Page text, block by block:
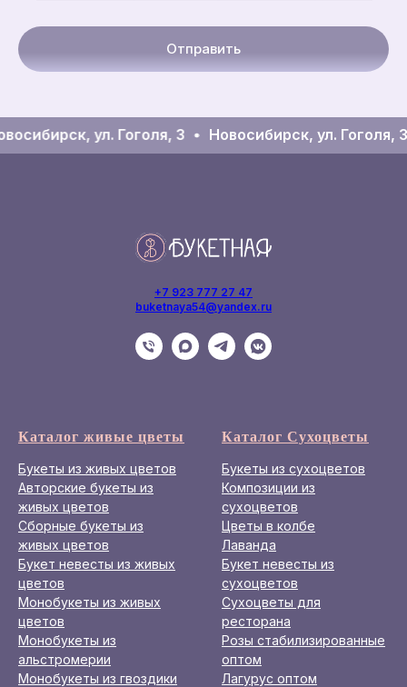
Отправить
ул. Гоголя, 3 Новосибирск, ул. Гоголя, 3
+7 923 777 27 47
buketnaya54@yandex.ru
Каталог живые цветы
Букеты из живых цветов
Авторские букеты из
живых цветов
Сборные букеты из
живых цветов
Букет невесты из живых
цветов
Монобукеты из живых
цветов
Монобукеты из
альстромерии
Монобукеты из гвоздики
Каталог Сухоцветы
Букеты из сухоцветов
Композиции из
сухоцветов
Цветы в колбе
Лаванда
Букет невесты из
сухоцветов
Сухоцветы для
ресторана
Розы стабилизированные
оптом
Лагурус оптом